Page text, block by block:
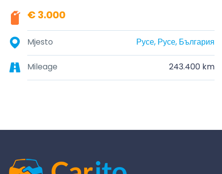
€ 3.000
Mjesto Русе, Русе, България
Mileage 243.400 km